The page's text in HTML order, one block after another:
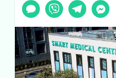
Чат
Viber Telegram